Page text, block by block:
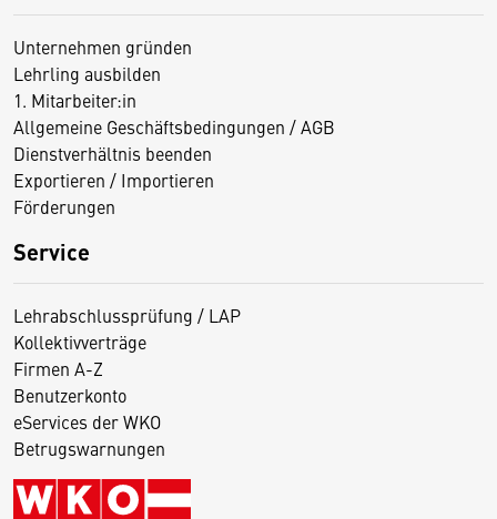
Unternehmen gründen
Lehrling ausbilden
1. Mitarbeiter:in
Allgemeine Geschäftsbedingungen / AGB
Dienstverhältnis beenden
Exportieren / Importieren
Förderungen
Service
Lehrabschlussprüfung / LAP
Kollektivverträge
Firmen A-Z
Benutzerkonto
eServices der WKO
Betrugswarnungen